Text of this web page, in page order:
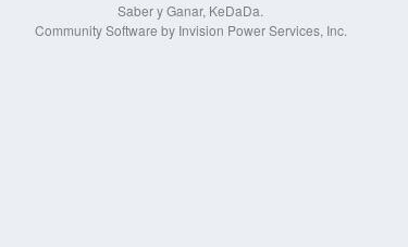
Saber y Ganar, KeDaDa.
Community Software by Invision Power Services, Inc.